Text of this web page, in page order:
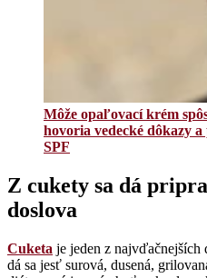
Môže opaľovací krém
hovoria vedecké dôkazy
SPF
Z cukety sa dá
doslova
Cuketa je jeden z najvďačnejších
dá sa jesť surová, dusená,